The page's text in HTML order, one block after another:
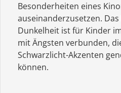
Besonderheiten eines
auseinanderzusetzen.
Dunkelheit ist für Kinder
mit Ängsten verbunden,
Schwarzlicht-Akzenten
können.